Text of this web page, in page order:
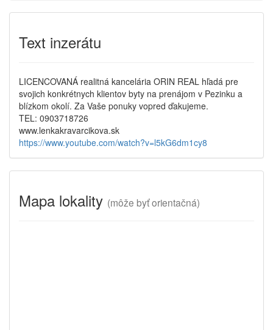
Text inzerátu
LICENCOVANÁ realitná kancelária ORIN REAL hľadá pre
svojich konkrétnych klientov byty na prenájom v Pezinku a
blízkom okolí. Za Vaše ponuky vopred ďakujeme.
TEL: 0903718726
www.lenkakravarcikova.sk
https://www.youtube.com/watch?v=l5kG6dm1cy8
Mapa lokality (môže byť orientačná)